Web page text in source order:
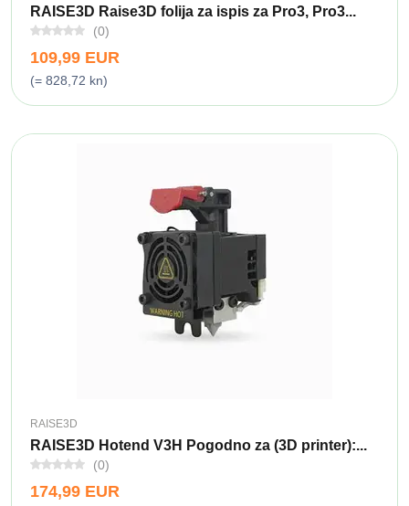
RAISE3D Raise3D folija za ispis za Pro3, Pro3...
(0)
109,99 EUR
(= 828,72 kn)
RAISE3D
RAISE3D Hotend V3H Pogodno za (3D printer):...
(0)
174,99 EUR